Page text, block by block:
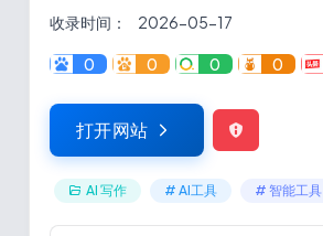
收录时间： 2026-05-17
0 0 0 0
打开网站
AI 写作 # AI工具 # 智能工具